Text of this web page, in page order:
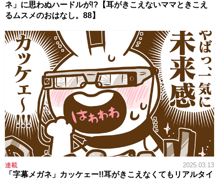
ネ」に思わぬハードルが!?【耳がきこえないママときこえ
るムスメのおはなし。88】
連載 2025.03.13
「字幕メガネ」カッケェー!!耳がきこえなくてもリアルタイ